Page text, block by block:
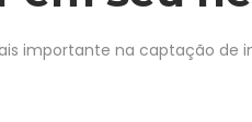
importante na captação de